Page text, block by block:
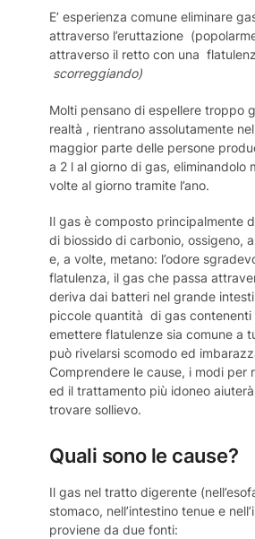
E’ esperienza comune eliminare
attraverso l’eruttazione
attraverso il retto con una
scorreggiando)
Molti pensano di espellere troppo
realtà , rientrano assolutamente
maggior parte delle persone
a 2 l al giorno di gas, eliminandolo
volte al giorno tramite l’ano.
Il gas è composto principalmente
di biossido di carbonio, ossigeno,
e, a volte, metano: l’odore
flatulenza, il gas che passa
deriva dai batteri nel grande
piccole quantità di gas contenenti
emettere flatulenze sia comune a
può rivelarsi scomodo ed
Comprendere le cause, i modi per
ed il trattamento più idoneo
trovare sollievo.
Quali sono le cause?
Il gas nel tratto digerente
stomaco, nell’intestino tenue e
proviene da due fonti: